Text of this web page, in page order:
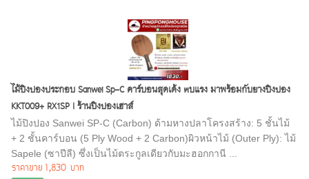
ไม้ปิงปองประกอบ Sanwei Sp-C คาร์บอนสุดเด้ง ตบแรง มาพร้อมกับยางปิงปอง
KKT009+ RX1SP I ร้านปิงปองเฮาส์
ไม้ปิงปอง Sanwei SP-C (Carbon) ด้ามหางปลาโครงสร้าง: 5 ชั้นไม้
+ 2 ชั้นคาร์บอน (5 Ply Wood + 2 Carbon)ผิวหน้าไม้ (Outer Ply): ไม้
Sapele (ซาปีลี) ซึ่งเป็นไม้ตระกูลเดียวกับมะฮอกกานี ...
ราคาขาย 1,830 บาท